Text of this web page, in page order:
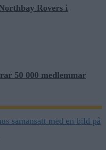
Rovers i
50 000 medlemmar